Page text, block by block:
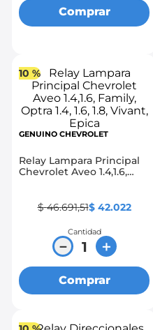
Comprar
10 %
GENUINO CHEVROLET
Relay Lampara Principal
Chevrolet Aveo 1.4,1.6,
$ 46.691,51$ 42.022
Cantidad
＋
－
Comprar